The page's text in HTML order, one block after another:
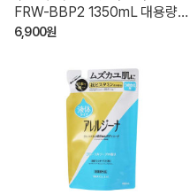
FRW-BBP2 1350mL 대용량
리필
6,900원